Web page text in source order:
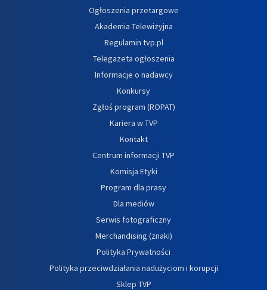
Ogłoszenia przetargowe
Akademia Telewizyjna
Regulamin tvp.pl
Telegazeta ogłoszenia
Informacje o nadawcy
Konkursy
Zgłoś program (ROPAT)
Kariera w TVP
Kontakt
Centrum informacji TVP
Komisja Etyki
Program dla prasy
Dla mediów
Serwis fotograficzny
Merchandising (znaki)
Polityka Prywatności
Polityka przeciwdziałania nadużyciom i korupcji
Sklep TVP